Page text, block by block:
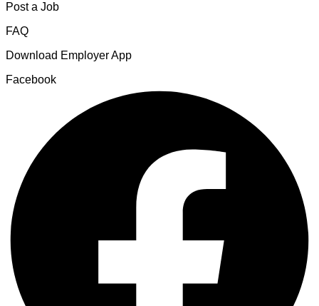
Post a Job
FAQ
Download Employer App
Facebook